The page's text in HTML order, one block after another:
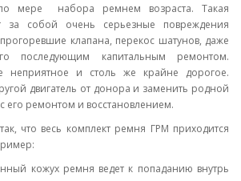
по мере набора ремнем возраста. Такая
за собой очень серьезные повреждения
клапана, перекос шатунов, даже
последующим капитальным ремонтом.
неприятное и столь же крайне дорогое.
двигатель от донора и заменить родной
его ремонтом и восстановлением.
что весь комплект ремня ГРМ приходится
кожух ремня ведет к попаданию внутрь